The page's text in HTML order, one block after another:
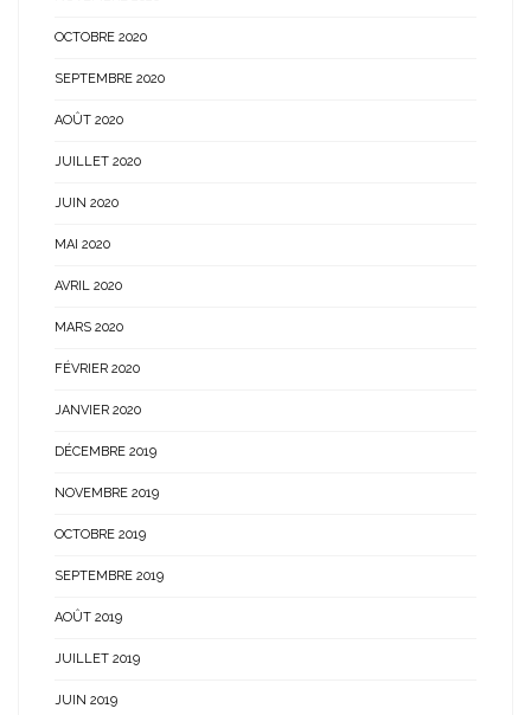
OCTOBRE 2020
SEPTEMBRE 2020
AOÛT 2020
JUILLET 2020
JUIN 2020
MAI 2020
AVRIL 2020
MARS 2020
FÉVRIER 2020
JANVIER 2020
DÉCEMBRE 2019
NOVEMBRE 2019
OCTOBRE 2019
SEPTEMBRE 2019
AOÛT 2019
JUILLET 2019
JUIN 2019